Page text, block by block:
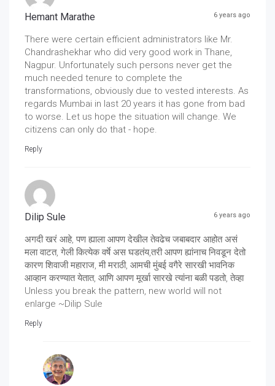
Hemant Marathe 6 years ago
There were certain efficient administrators like Mr.
Chandrashekhar who did very good work in Thane,
Nagpur. Unfortunately such persons never get the
much needed tenure to complete the
transformations, obviously due to vested interests. As
regards Mumbai in last 20 years it has gone from bad
to worse. Let us hope the situation will change. We
citizens can only do that - hope.
Reply
Dilip Sule 6 years ago
अगदी खरं आहे, पण ह्याला आपण देखील तेवढेच जबाबदार आहोत असं
मला वाटत, गेली कित्येक वर्षे अस घडतंय,तरी आपण ह्यांनाच निवडून देतो
कारण शिवाजी महाराज, मी मराठी, आमची मुंबई वगैरे सारखी भावनिक
आव्हान करण्यात येतात, आणि आपण मूर्खा सारखे त्यांना बळी पडतो, तेव्हा
Unless you break the pattern, new world will not
enlarge ~Dilip Sule
Reply